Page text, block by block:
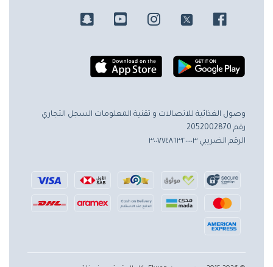
وصول الغذائية للاتصالات و تقنية المعلومات السجل التجاري
رقم 2052002870
الرقم الضريبي ٣٠٠٧٧٤٨٦٣٢٠٠٠٠٣